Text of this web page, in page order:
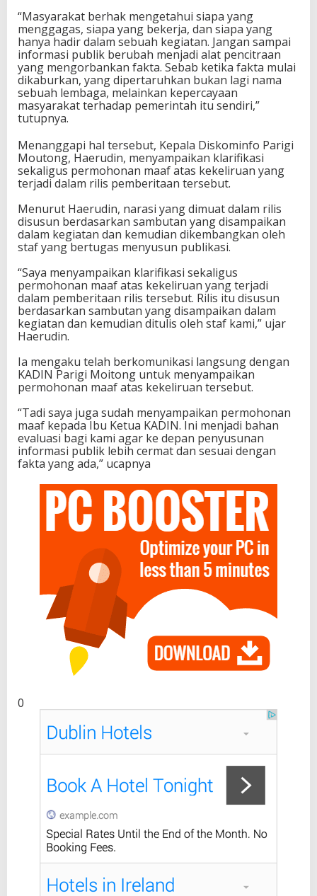
“Masyarakat berhak mengetahui siapa yang
menggagas, siapa yang bekerja, dan siapa yang
hanya hadir dalam sebuah kegiatan. Jangan sampai
informasi publik berubah menjadi alat pencitraan
yang mengorbankan fakta. Sebab ketika fakta mulai
dikaburkan, yang dipertaruhkan bukan lagi nama
sebuah lembaga, melainkan kepercayaan
masyarakat terhadap pemerintah itu sendiri,”
tutupnya.
Menanggapi hal tersebut, Kepala Diskominfo Parigi
Moutong, Haerudin, menyampaikan klarifikasi
sekaligus permohonan maaf atas kekeliruan yang
terjadi dalam rilis pemberitaan tersebut.
Menurut Haerudin, narasi yang dimuat dalam rilis
disusun berdasarkan sambutan yang disampaikan
dalam kegiatan dan kemudian dikembangkan oleh
staf yang bertugas menyusun publikasi.
“Saya menyampaikan klarifikasi sekaligus
permohonan maaf atas kekeliruan yang terjadi
dalam pemberitaan rilis tersebut. Rilis itu disusun
berdasarkan sambutan yang disampaikan dalam
kegiatan dan kemudian ditulis oleh staf kami,” ujar
Haerudin.
Ia mengaku telah berkomunikasi langsung dengan
KADIN Parigi Moitong untuk menyampaikan
permohonan maaf atas kekeliruan tersebut.
“Tadi saya juga sudah menyampaikan permohonan
maaf kepada Ibu Ketua KADIN. Ini menjadi bahan
evaluasi bagi kami agar ke depan penyusunan
informasi publik lebih cermat dan sesuai dengan
fakta yang ada,” ucapnya
0